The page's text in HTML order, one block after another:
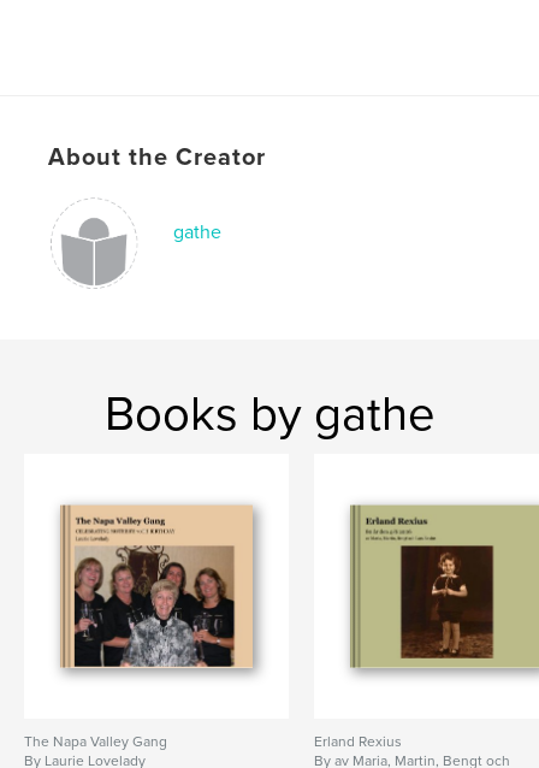
About the Creator
gathe
Books by gathe
The Napa Valley Gang
By Laurie Lovelady
Erland Rexius
By av Maria, Martin, Bengt och